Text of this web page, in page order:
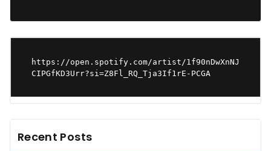
https://open.spotify.com/artist/1f90nDwXnNJ
CIPGfKD3Urr?si=Z8Fl_RQ_Tja3If1rE-PCGA
Recent Posts